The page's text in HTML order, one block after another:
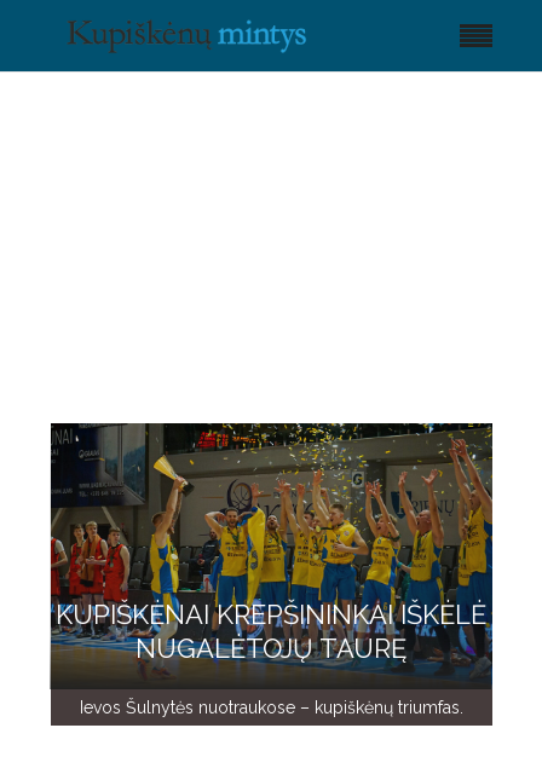
KUPIŠKĖNAI KREPŠININKAI IŠKĖLĖ
NUGALĖTOJŲ TAURĘ
Ievos Šulnytės nuotraukose – kupiškėnų triumfas.